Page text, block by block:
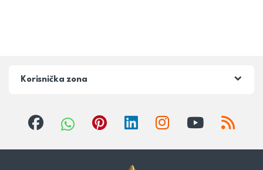
Korisnička zona